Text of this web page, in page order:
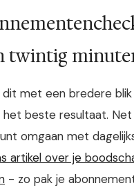
twintig
dit met een bredere
beste resultaat. Net
omgaan met
artikel over je
- zo pak je